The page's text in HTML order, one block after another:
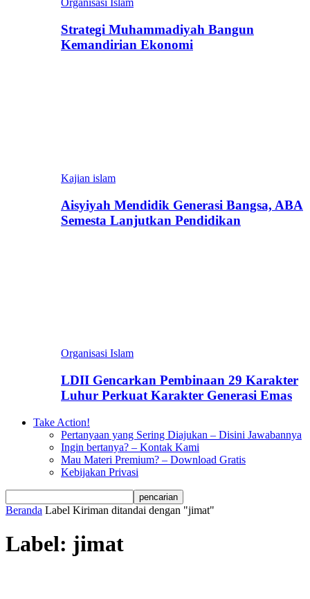
Organisasi Islam
Strategi Muhammadiyah Bangun
Kemandirian Ekonomi
Kajian islam
Aisyiyah Mendidik Generasi Bangsa, ABA
Semesta Lanjutkan Pendidikan
Organisasi Islam
LDII Gencarkan Pembinaan 29 Karakter
Luhur Perkuat Karakter Generasi Emas
Take Action!
Pertanyaan yang Sering Diajukan – Disini Jawabannya
Ingin bertanya? – Kontak Kami
Mau Materi Premium? – Download Gratis
Kebijakan Privasi
Beranda Label Kiriman ditandai dengan "jimat"
Label: jimat